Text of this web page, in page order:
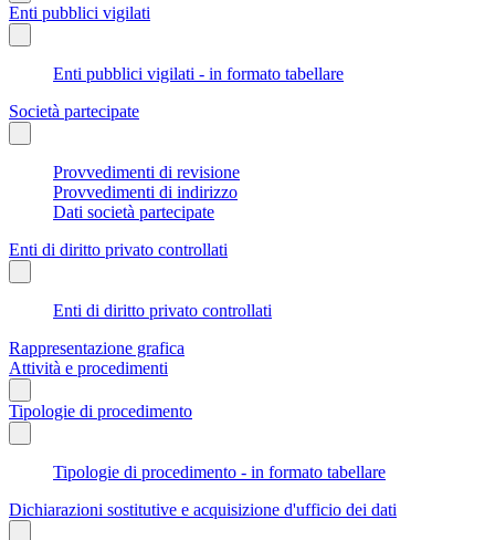
Enti pubblici vigilati
Enti pubblici vigilati - in formato tabellare
Società partecipate
Provvedimenti di revisione
Provvedimenti di indirizzo
Dati società partecipate
Enti di diritto privato controllati
Enti di diritto privato controllati
Rappresentazione grafica
Attività e procedimenti
Tipologie di procedimento
Tipologie di procedimento - in formato tabellare
Dichiarazioni sostitutive e acquisizione d'ufficio dei dati